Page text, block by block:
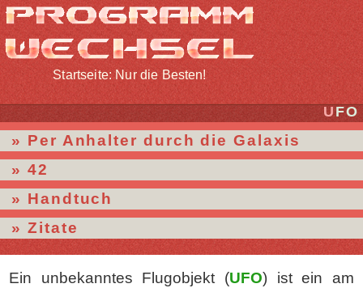
Startseite: Nur die Besten!
UFO
Per Anhalter durch die Galaxis
42
Handtuch
Zitate
Ein unbekanntes Flugobjekt (UFO) ist ein am